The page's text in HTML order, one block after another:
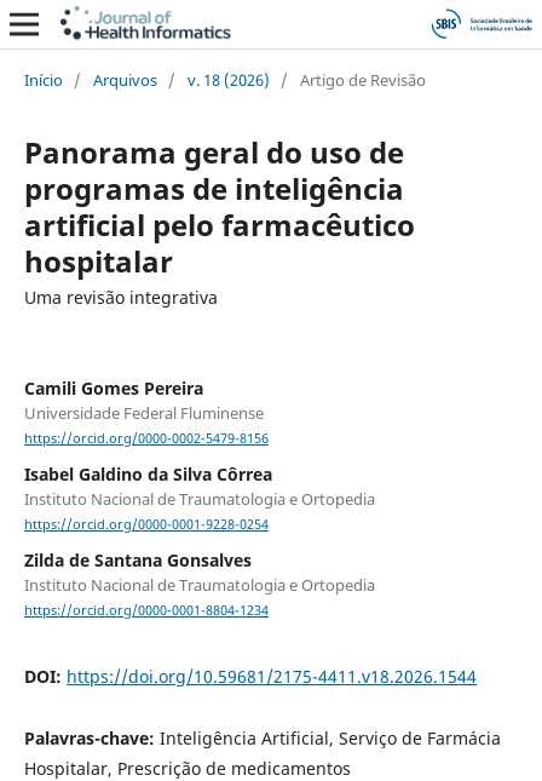
Início / Arquivos / v. 18 (2026) / Artigo de Revisão
Panorama geral do uso de
programas de inteligência
artificial pelo farmacêutico
hospitalar
Uma revisão integrativa
Camili Gomes Pereira
Universidade Federal Fluminense
https://orcid.org/0000-0002-5479-8156
Isabel Galdino da Silva Côrrea
Instituto Nacional de Traumatologia e Ortopedia
https://orcid.org/0000-0001-9228-0254
Zilda de Santana Gonsalves
Instituto Nacional de Traumatologia e Ortopedia
https://orcid.org/0000-0001-8804-1234
DOI: https://doi.org/10.59681/2175-4411.v18.2026.1544
Palavras-chave: Inteligência Artificial, Serviço de Farmácia
Hospitalar, Prescrição de medicamentos